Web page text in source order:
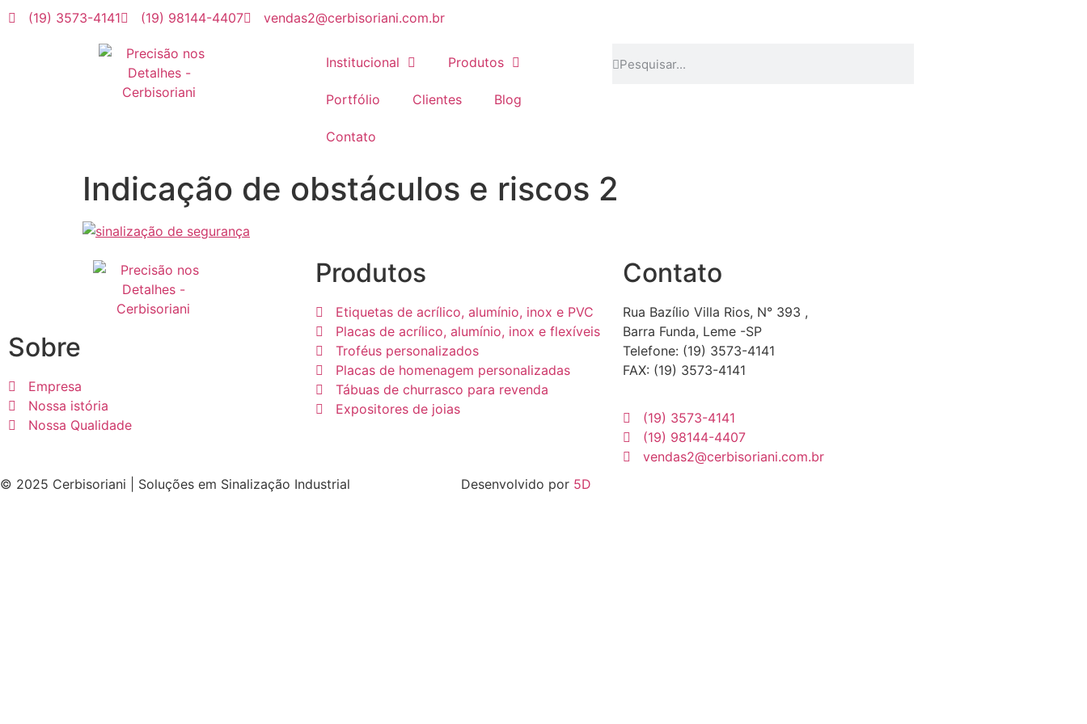
(19) 3573-4141 (19) 98144-4407 vendas2@cerbisoriani.com.br
Institucional Produtos
Portfólio Clientes Blog
Contato
Indicação de obstáculos e riscos 2
Sobre
Empresa
Nossa istória
Nossa Qualidade
Produtos
Etiquetas de acrílico, alumínio, inox e PVC
Placas de acrílico, alumínio, inox e flexíveis
Troféus personalizados
Placas de homenagem personalizadas
Tábuas de churrasco para revenda
Expositores de joias
Contato
Rua Bazílio Villa Rios, N° 393 ,
Barra Funda, Leme -SP
Telefone: (19) 3573-4141
FAX: (19) 3573-4141
(19) 3573-4141
(19) 98144-4407
vendas2@cerbisoriani.com.br
© 2025 Cerbisoriani | Soluções em Sinalização Industrial
Desenvolvido por 5D